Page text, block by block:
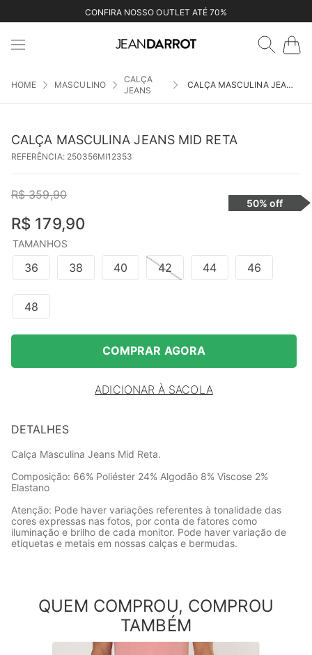
CONFIRA NOSSO OUTLET ATÉ 70%
MASCULINO
CALÇA
JEANS
CALÇA MASCULINA JEANS MID RETA
CALÇA MASCULINA JEANS MID RETA
REFERÊNCIA: 250356MI12353
R$ 359,90
R$ 179,90
50% off
TAMANHOS
36 38 40 42 44 46
48
COMPRAR AGORA
ADICIONAR À SACOLA
DETALHES
Calça Masculina Jeans Mid Reta.
Composição: 66% Poliéster 24% Algodão 8% Viscose 2%
Elastano
Atenção: Pode haver variações referentes à tonalidade das
cores expressas nas fotos, por conta de fatores como
iluminação e brilho de cada monitor. Pode haver variação de
etiquetas e metais em nossas calças e bermudas.
QUEM COMPROU, COMPROU
TAMBÉM